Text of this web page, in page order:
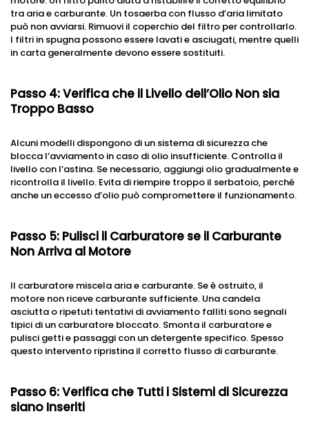
tra aria e carburante. Un tosaerba con flusso d’aria limitato
può non avviarsi. Rimuovi il coperchio del filtro per controllarlo.
I filtri in spugna possono essere lavati e asciugati, mentre quelli
in carta generalmente devono essere sostituiti.
Passo 4: Verifica che il Livello dell’Olio Non sia
Troppo Basso
Alcuni modelli dispongono di un sistema di sicurezza che
blocca l’avviamento in caso di olio insufficiente. Controlla il
livello con l’astina. Se necessario, aggiungi olio gradualmente e
ricontrolla il livello. Evita di riempire troppo il serbatoio, perché
anche un eccesso d’olio può compromettere il funzionamento.
Passo 5: Pulisci il Carburatore se il Carburante
Non Arriva al Motore
Il carburatore miscela aria e carburante. Se è ostruito, il
motore non riceve carburante sufficiente. Una candela
asciutta o ripetuti tentativi di avviamento falliti sono segnali
tipici di un carburatore bloccato. Smonta il carburatore e
pulisci getti e passaggi con un detergente specifico. Spesso
questo intervento ripristina il corretto flusso di carburante.
Passo 6: Verifica che Tutti i Sistemi di Sicurezza
siano Inseriti